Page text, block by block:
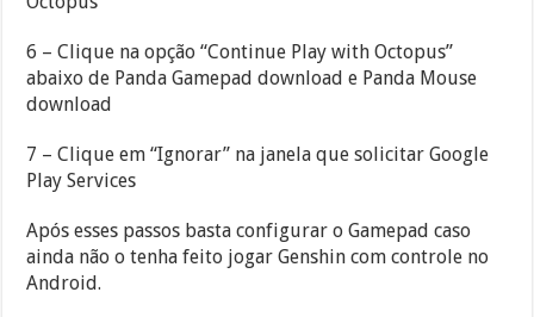
6 – Clique na opção “Continue Play with Octopus”
abaixo de Panda Gamepad download e Panda Mouse
download
7 – Clique em “Ignorar” na janela que solicitar Google
Play Services
Após esses passos basta configurar o Gamepad caso
ainda não o tenha feito jogar Genshin com controle no
Android.